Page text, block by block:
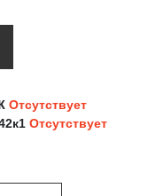
Отсутствует
Отсутствует